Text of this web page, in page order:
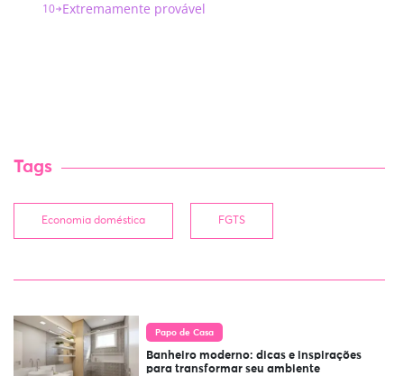
Tags
Economia doméstica FGTS
Papo de Casa
Banheiro moderno: dicas e inspirações
para transformar seu ambiente